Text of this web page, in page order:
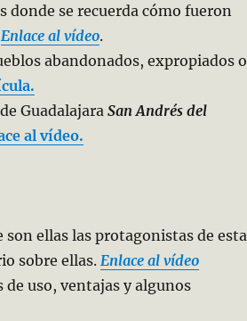
donde se recuerda cómo fueron
Enlace al vídeo.
abandonados, expropiados o
GuadalajaraSan Andrés del
al vídeo.
son ellas las protagonistas de esta
sobre ellas. Enlace al vídeo
de uso, ventajas y algunos